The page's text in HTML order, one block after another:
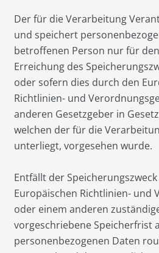
Der für die Verarbeitung
und speichert
betroffenen Person nur für
Erreichung des
oder sofern dies durch den
Richtlinien- und
anderen Gesetzgeber in
welchen der für die
unterliegt, vorgesehen wurde.
Entfällt der
Europäischen Richtlinien- und
oder einem anderen
vorgeschriebene Speicherfrist
personenbezogenen Daten